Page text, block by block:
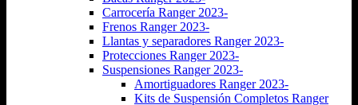
Carrocería Ranger 2023-
Frenos Ranger 2023-
Llantas y separadores Ranger 2023-
Protecciones Ranger 2023-
Suspensiones Ranger 2023-
Amortiguadores Ranger 2023-
Kits de Suspensión Completos Ranger